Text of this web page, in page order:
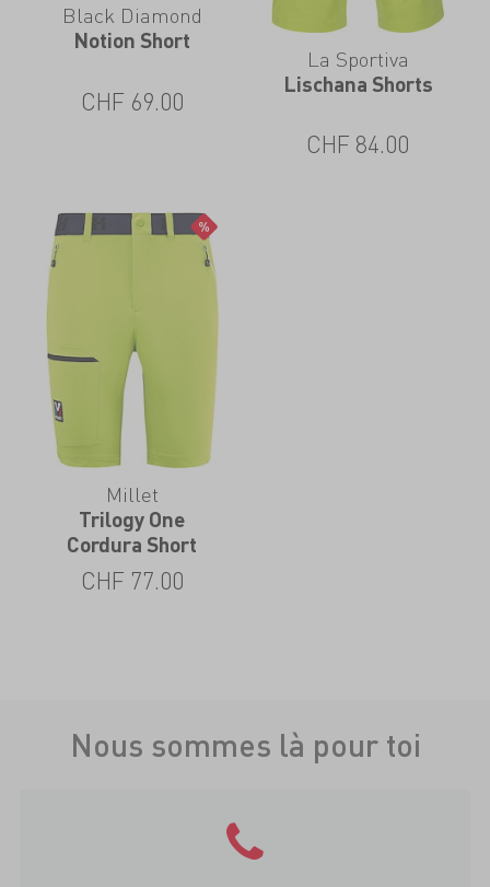
Black Diamond
Notion Short
CHF 69.00
La Sportiva
Lischana Shorts
CHF 84.00
Millet
Trilogy One
Cordura Short
CHF 77.00
Nous sommes là pour toi